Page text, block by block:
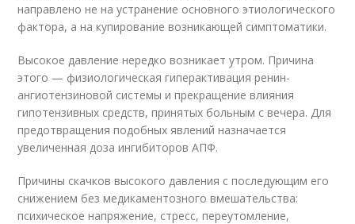
направлено не на устранение основного этиологического
фактора, а на купирование возникающей симптоматики.
Высокое давление нередко возникает утром. Причина
этого — физиологическая гиперактивация ренин-
ангиотензиновой системы и прекращение влияния
гипотензивных средств, принятых больным с вечера. Для
предотвращения подобных явлений назначается
увеличенная доза ингибиторов АПФ.
Причины скачков высокого давления с последующим его
снижением без медикаментозного вмешательства:
психическое напряжение, стресс, переутомление,